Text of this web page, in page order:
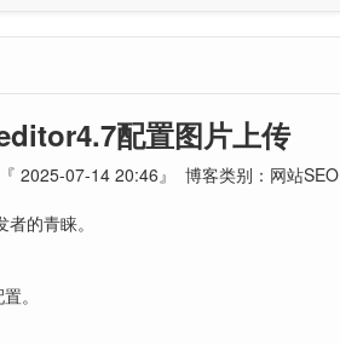
配置图片上传
2025-07-14 20:46』 博客类别：网站SEO
的青睐。
。